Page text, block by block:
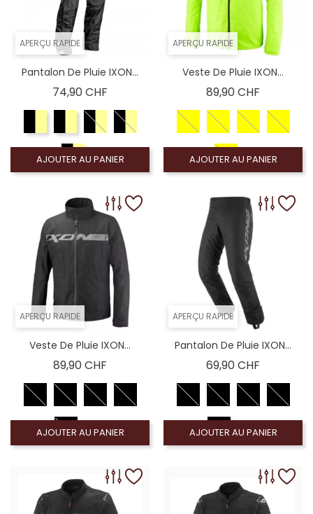
APERÇU RAPIDE
Pantalon De Pluie IXON...
74,90 CHF
AJOUTER AU PANIER
APERÇU RAPIDE
Veste De Pluie IXON...
89,90 CHF
AJOUTER AU PANIER
APERÇU RAPIDE
Veste De Pluie IXON...
89,90 CHF
AJOUTER AU PANIER
APERÇU RAPIDE
Pantalon De Pluie IXON...
69,90 CHF
AJOUTER AU PANIER